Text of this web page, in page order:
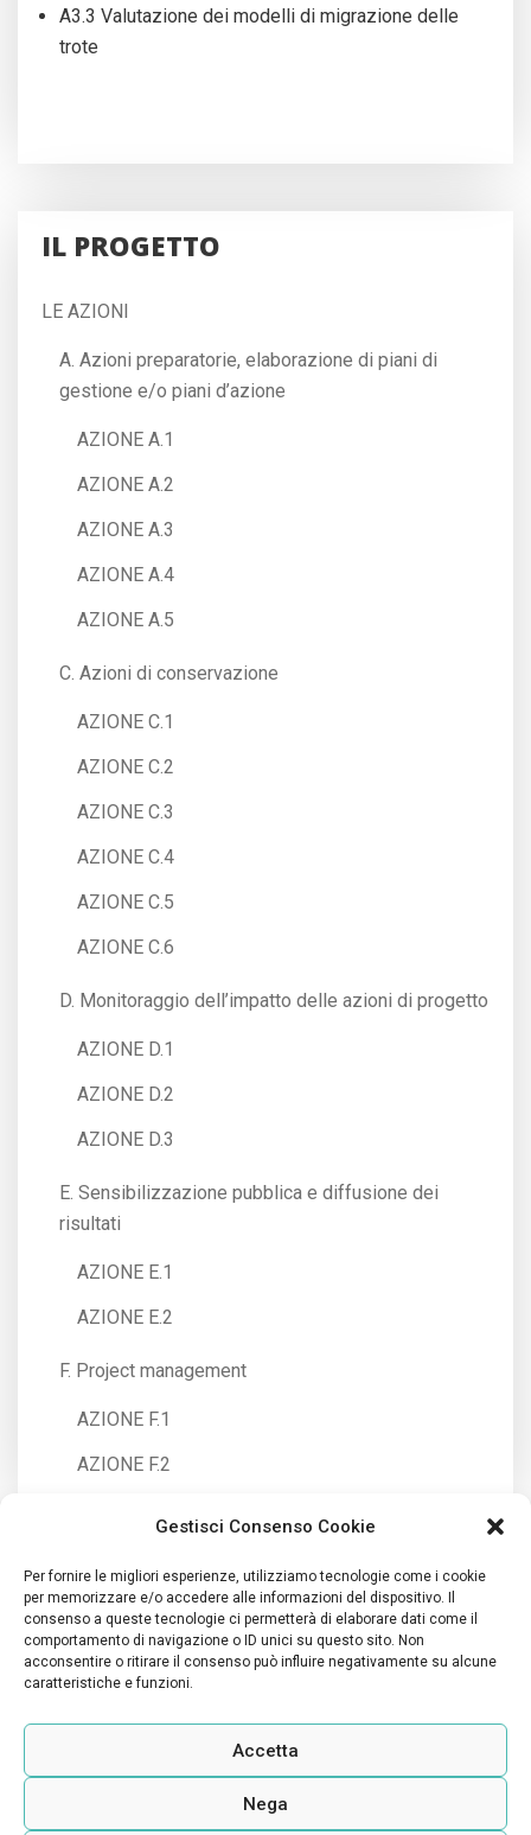
Gestisci Consenso Cookie
Per fornire le migliori esperienze, utilizziamo tecnologie come i cookie
per memorizzare e/o accedere alle informazioni del dispositivo. Il
consenso a queste tecnologie ci permetterà di elaborare dati come il
comportamento di navigazione o ID unici su questo sito. Non
acconsentire o ritirare il consenso può influire negativamente su alcune
caratteristiche e funzioni.
Accetta
Nega
A3.3 Valutazione dei modelli di migrazione delle
trote
IL PROGETTO
LE AZIONI
A. Azioni preparatorie, elaborazione di piani di
gestione e/o piani d’azione
AZIONE A.1
AZIONE A.2
AZIONE A.3
AZIONE A.4
AZIONE A.5
C. Azioni di conservazione
AZIONE C.1
AZIONE C.2
AZIONE C.3
AZIONE C.4
AZIONE C.5
AZIONE C.6
D. Monitoraggio dell’impatto delle azioni di progetto
AZIONE D.1
AZIONE D.2
AZIONE D.3
E. Sensibilizzazione pubblica e diffusione dei
risultati
AZIONE E.1
AZIONE E.2
F. Project management
AZIONE F.1
AZIONE F.2
I contenuti di questa pubblicazione sono di esclusiva
responsabilità di Legambiente Nazionale APS e non riflettono
necessariamente l’opinione dell’Unione Europea.